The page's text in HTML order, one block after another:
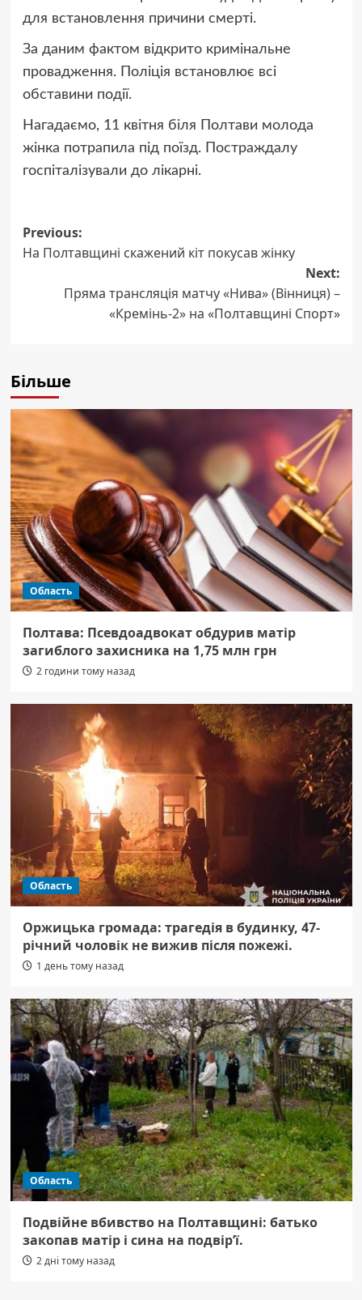
для встановлення причини смерті.
За даним фактом відкрито кримінальне
провадження. Поліція встановлює всі
обставини події.
Нагадаємо, 11 квітня біля Полтави молода
жінка потрапила під поїзд. Постраждалу
госпіталізували до лікарні.
Post
navigation
Previous:
На Полтавщині скажений кіт покусав жінку
Next:
Пряма трансляція матчу «Нива» (Вінниця) –
«Кремінь-2» на «Полтавщині Спорт»
Більше
Область
Полтава: Псевдоадвокат обдурив матір
загиблого захисника на 1,75 млн грн
2 години тому назад
Область
Оржицька громада: трагедія в будинку, 47-
річний чоловік не вижив після пожежі.
1 день тому назад
Область
Подвійне вбивство на Полтавщині: батько
закопав матір і сина на подвір’ї.
2 дні тому назад